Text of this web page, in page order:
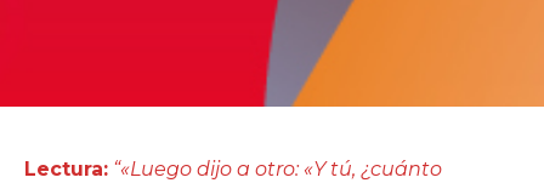
Lectura: “«Luego dijo a otro: «Y tú, ¿cuánto